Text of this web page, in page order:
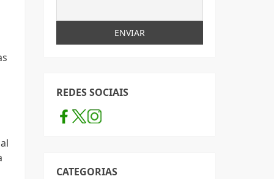
REDES SOCIAIS
CATEGORIAS